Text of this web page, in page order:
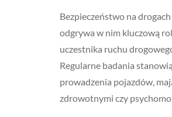
Bezpieczeństwo na
odgrywa w nim kluczową
uczestnika ruchu
Regularne badania
prowadzenia pojazdów,
zdrowotnymi czy